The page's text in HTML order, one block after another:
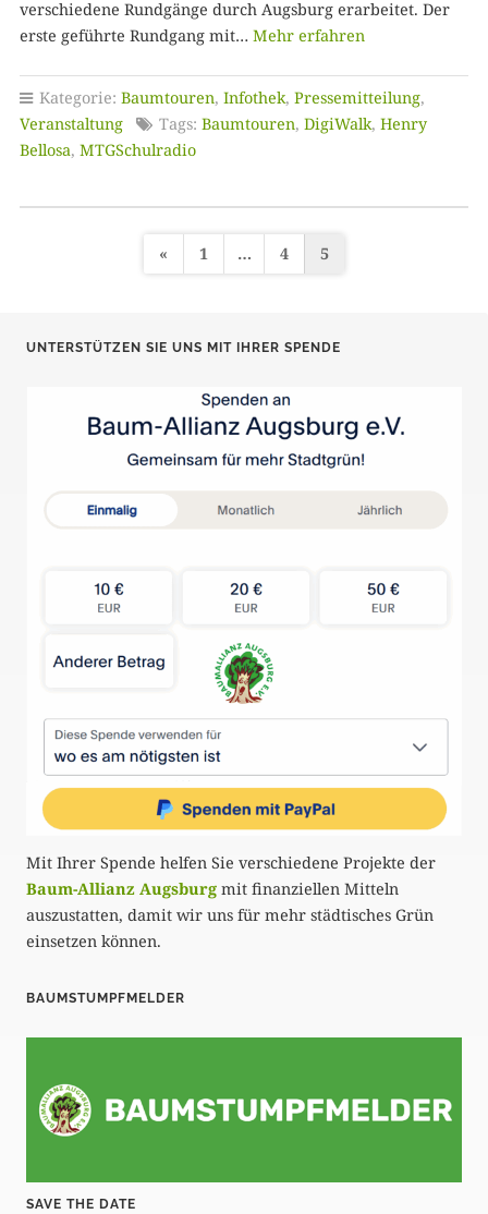
verschiedene Rundgänge durch Augsburg erarbeitet. Der
erste geführte Rundgang mit… Mehr erfahren
Kategorie: Baumtouren, Infothek, Pressemitteilung,
Veranstaltung
Tags: Baumtouren, DigiWalk, Henry
Bellosa, MTGSchulradio
i
e
n
i
e
r
u
n
g
d
e
e
t
« 1 … 4 5
UNTERSTÜTZEN SIE UNS MIT IHRER SPENDE
Mit Ihrer Spende helfen Sie verschiedene Projekte der
Baum-Allianz Augsburg mit finanziellen Mitteln
auszustatten, damit wir uns für mehr städtisches Grün
einsetzen können.
BAUMSTUMPFMELDER
SAVE THE DATE